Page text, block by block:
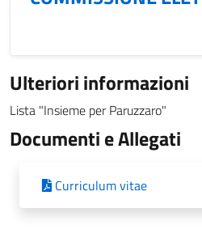
Ulteriori informazioni
Lista "Insieme per Paruzzaro"
Documenti e Allegati
Curriculum vitae